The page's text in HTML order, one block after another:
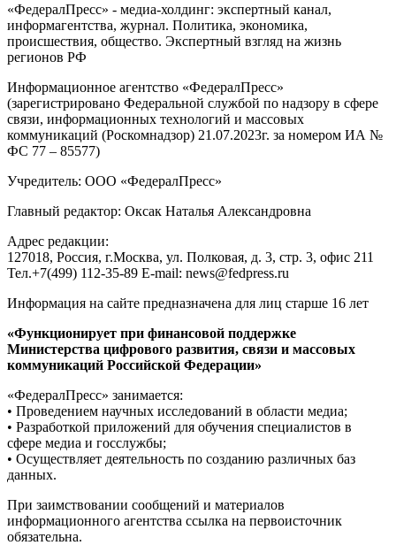
«ФедералПресс» - медиа-холдинг: экспертный канал,
информагентства, журнал. Политика, экономика,
происшествия, общество. Экспертный взгляд на жизнь
регионов РФ
Информационное агентство «ФедералПресс»
(зарегистрировано Федеральной службой по надзору в сфере
связи, информационных технологий и массовых
коммуникаций (Роскомнадзор) 21.07.2023г. за номером ИА №
ФС 77 – 85577)
Учредитель: ООО «ФедералПресс»
Главный редактор: Оксак Наталья Александровна
Адрес редакции:
127018, Россия, г.Москва, ул. Полковая, д. 3, стр. 3, офис 211
Тел.+7(499) 112-35-89 E-mail: news@fedpress.ru
Информация на сайте предназначена для лиц старше 16 лет
«Функционирует при финансовой поддержке
Министерства цифрового развития, связи и массовых
коммуникаций Российской Федерации»
«ФедералПресс» занимается:
• Проведением научных исследований в области медиа;
• Разработкой приложений для обучения специалистов в
сфере медиа и госслужбы;
• Осуществляет деятельность по созданию различных баз
данных.
При заимствовании сообщений и материалов
информационного агентства ссылка на первоисточник
обязательна.